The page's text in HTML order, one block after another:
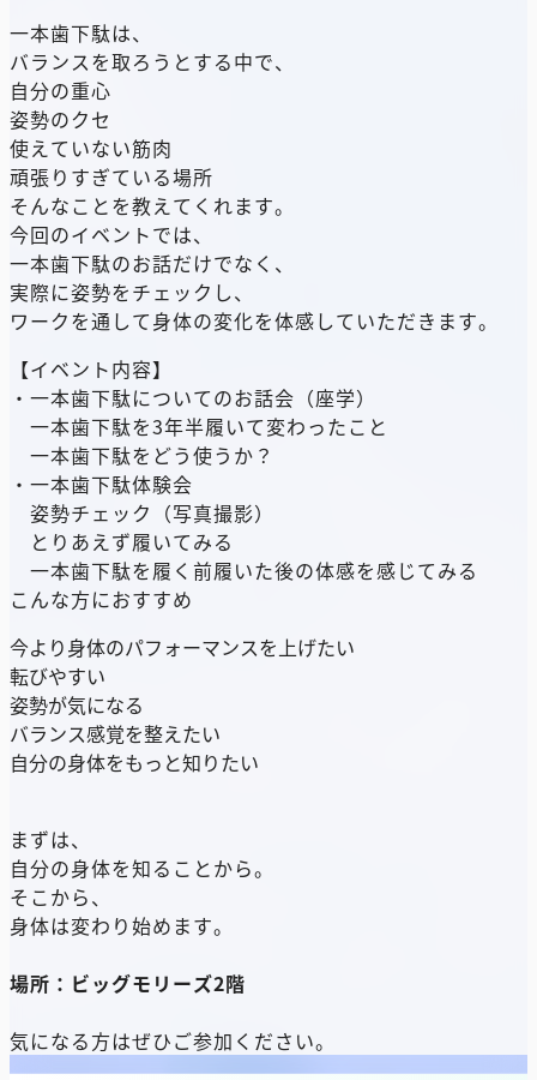
一本歯下駄は、
バランスを取ろうとする中で、
自分の重心
姿勢のクセ
使えていない筋肉
頑張りすぎている場所
そんなことを教えてくれます。
今回のイベントでは、
一本歯下駄のお話だけでなく、
実際に姿勢をチェックし、
ワークを通して身体の変化を体感していただきます。
【イベント内容】
・一本歯下駄についてのお話会（座学）
一本歯下駄を3年半履いて変わったこと
一本歯下駄をどう使うか？
・一本歯下駄体験会
姿勢チェック（写真撮影）
とりあえず履いてみる
一本歯下駄を履く前履いた後の体感を感じてみる
こんな方におすすめ
今より身体のパフォーマンスを上げたい
転びやすい
姿勢が気になる
バランス感覚を整えたい
自分の身体をもっと知りたい
まずは、
自分の身体を知ることから。
そこから、
身体は変わり始めます。
場所：ビッグモリーズ2階
気になる方はぜひご参加ください。